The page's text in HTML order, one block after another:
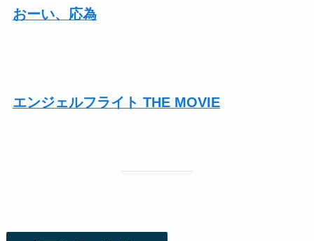
おーい、応為
エンジェルフライト THE MOVIE